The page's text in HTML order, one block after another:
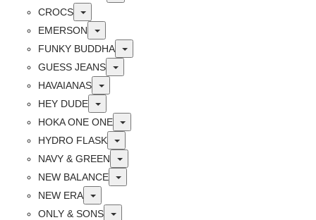
CROCS
Toggle
EMERSON
Toggle
FUNKY BUDDHA
Toggle
GUESS JEANS
Toggle
HAVAIANAS
Toggle
HEY DUDE
Toggle
HOKA ONE ONE
Toggle
HYDRO FLASK
Toggle
NAVY & GREEN
Toggle
NEW BALANCE
Toggle
NEW ERA
Toggle
ONLY & SONS
Toggle